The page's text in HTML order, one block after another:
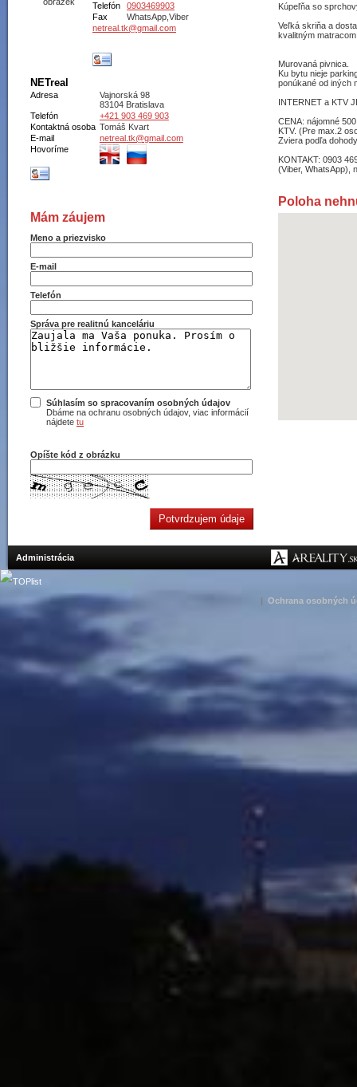
Telefón
0903469903
Fax
WhatsApp,Viber
netreal.tk@gmail.com
NETreal
Adresa
Vajnorská 98
83104 Bratislava
Telefón
+421 903 469 903
Kontaktná osoba Tomáš Kvart
E-mail
netreal.tk@gmail.com
Hovoríme
Mám záujem
Meno a priezvisko
E-mail
Telefón
Správa pre realitnú kanceláriu
Súhlasím so spracovaním osobných údajov
Dbáme na ochranu osobných údajov, viac informácií
nájdete tu
Opíšte kód z obrázku
Kúpeľňa so
Veľká skriňa a
kvalitným
Murovaná pivnica.
Ku bytu nieje
ponúkané od iných
INTERNET a KTV
CENA: nájomné
KTV. (Pre max.2
Zviera podľa
KONTAKT: 0903
(Viber, WhatsApp),
Poloha
Administrácia
| Ochrana osobných